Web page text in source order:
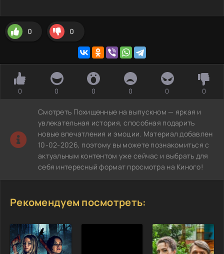
0 0
0 0 0 0 0 0
Смотреть Похищенные на выпускном — яркая и
увлекательная история, способная подарить
новые впечатления и эмоции. Материал добавлен
10-02-2026, поэтому вы можете познакомиться с
актуальным контентом уже сейчас и выбрать для
себя интересный формат просмотра на Киного!
Рекомендуем посмотреть: